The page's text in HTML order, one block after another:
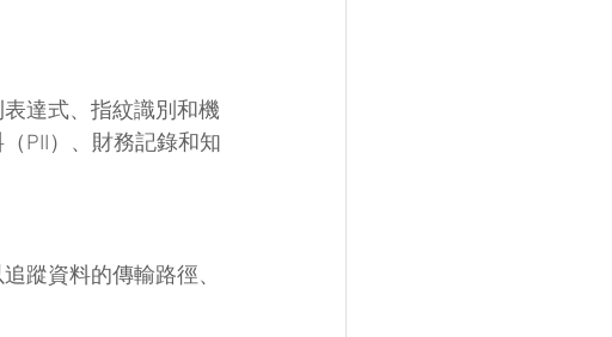
達式、指紋識別和機
PII）、財務記錄和知
蹤資料的傳輸路徑、